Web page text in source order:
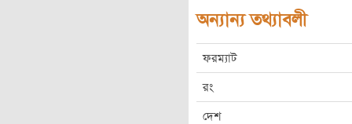
অন্যান্য তথ্যাবলী
ফরম্যাট
রং
দেশ